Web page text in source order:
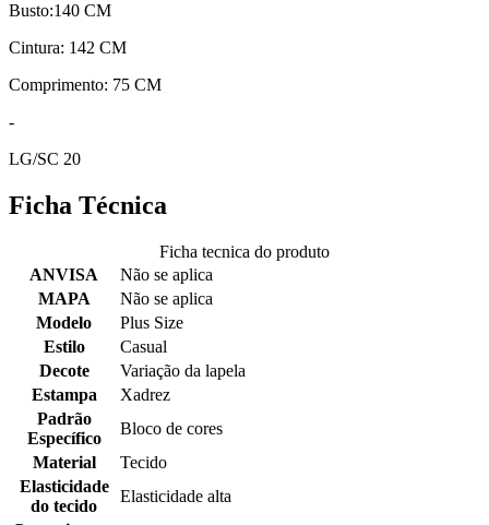
Busto:140 CM
Cintura: 142 CM
Comprimento: 75 CM
-
LG/SC 20
Ficha Técnica
Ficha tecnica do produto
ANVISA
Não se aplica
MAPA
Não se aplica
Modelo
Plus Size
Estilo
Casual
Decote
Variação da lapela
Estampa
Xadrez
Padrão
Específico
Bloco de cores
Material
Tecido
Elasticidade
do tecido
Elasticidade alta